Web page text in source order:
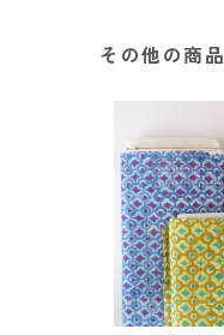
その他の商品